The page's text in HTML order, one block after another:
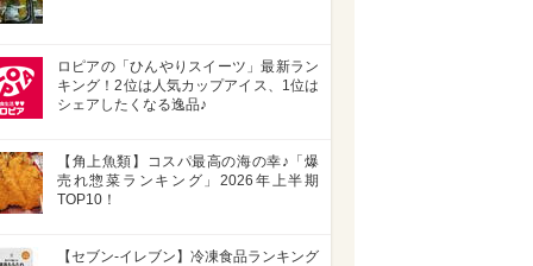
ロピアの「ひんやりスイーツ」最新ラン
キング！2位は人気カップアイス、1位は
シェアしたくなる逸品♪
【角上魚類】コスパ最高の海の幸♪「爆
売れ惣菜ランキング」2026年上半期
TOP10！
【セブン-イレブン】冷凍食品ランキング